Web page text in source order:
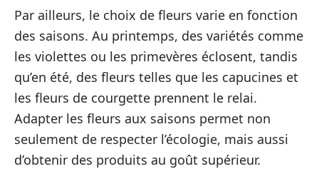
Par ailleurs, le choix de fleurs varie en fonction
des saisons. Au printemps, des variétés comme
les violettes ou les primevères éclosent, tandis
qu’en été, des fleurs telles que les capucines et
les fleurs de courgette prennent le relai.
Adapter les fleurs aux saisons permet non
seulement de respecter l’écologie, mais aussi
d’obtenir des produits au goût supérieur.